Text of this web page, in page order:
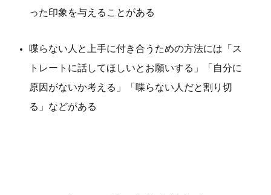
った印象を与えることがある
喋らない人と上手に付き合うための方法には「ス
トレートに話してほしいとお願いする」「自分に
原因がないか考える」「喋らない人だと割り切
る」などがある